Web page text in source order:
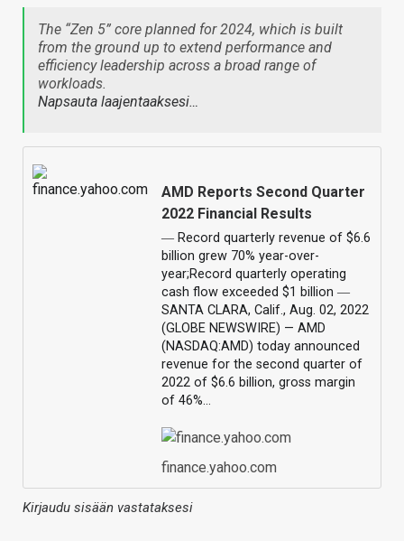
The “Zen 5” core planned for 2024, which is built
from the ground up to extend performance and
efficiency leadership across a broad range of
workloads.
Napsauta laajentaaksesi…
AMD Reports Second Quarter
2022 Financial Results
― Record quarterly revenue of $6.6
billion grew 70% year-over-
year;Record quarterly operating
cash flow exceeded $1 billion ―
SANTA CLARA, Calif., Aug. 02, 2022
(GLOBE NEWSWIRE) — AMD
(NASDAQ:AMD) today announced
revenue for the second quarter of
2022 of $6.6 billion, gross margin
of 46%…
finance.yahoo.com
Kirjaudu sisään vastataksesi